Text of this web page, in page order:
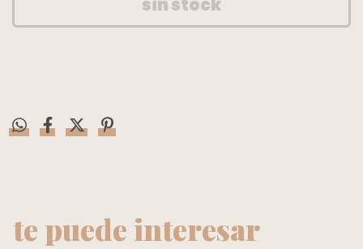
te puede interesar